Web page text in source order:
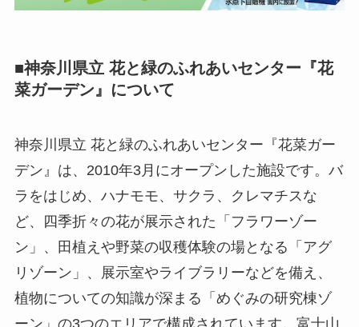
■神奈川県立 花と緑のふれあいセンター『花
菜ガーデン』について
神奈川県立 花と緑のふれあいセンター『花菜ガー
デン』は、2010年3月にオープンした施設です。バ
ラをはじめ、ハナモモ、サクラ、クレマチスな
ど、四季折々の花が展示された「フラワーゾー
ン」、田植えや野菜の収穫体験の場となる「アグ
リゾーン」、展示室やライブラリーなどを備え、
植物についての知識が深まる「めぐみの研究棟ゾ